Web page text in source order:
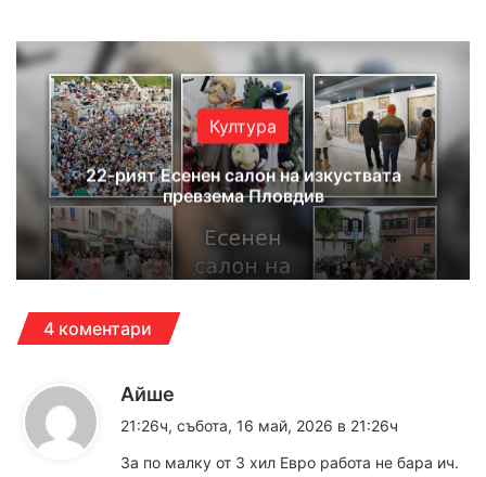
Култура
22-рият Есенен салон на изкуствата
превзема Пловдив
4 коментари
Айше
а
21:26ч, събота, 16 май, 2026 в 21:26ч
За по малку от 3 хил Евро работа не бара ич.